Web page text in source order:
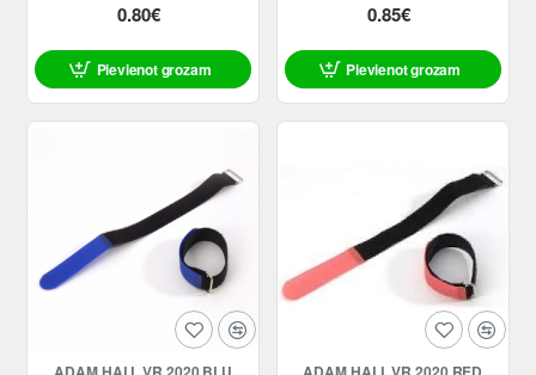
0.80€
Pievienot grozam
0.85€
Pievienot grozam